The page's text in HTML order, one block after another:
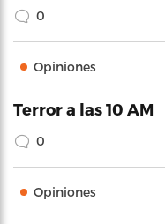
0
Opiniones
Terror a las 10 AM
0
Opiniones